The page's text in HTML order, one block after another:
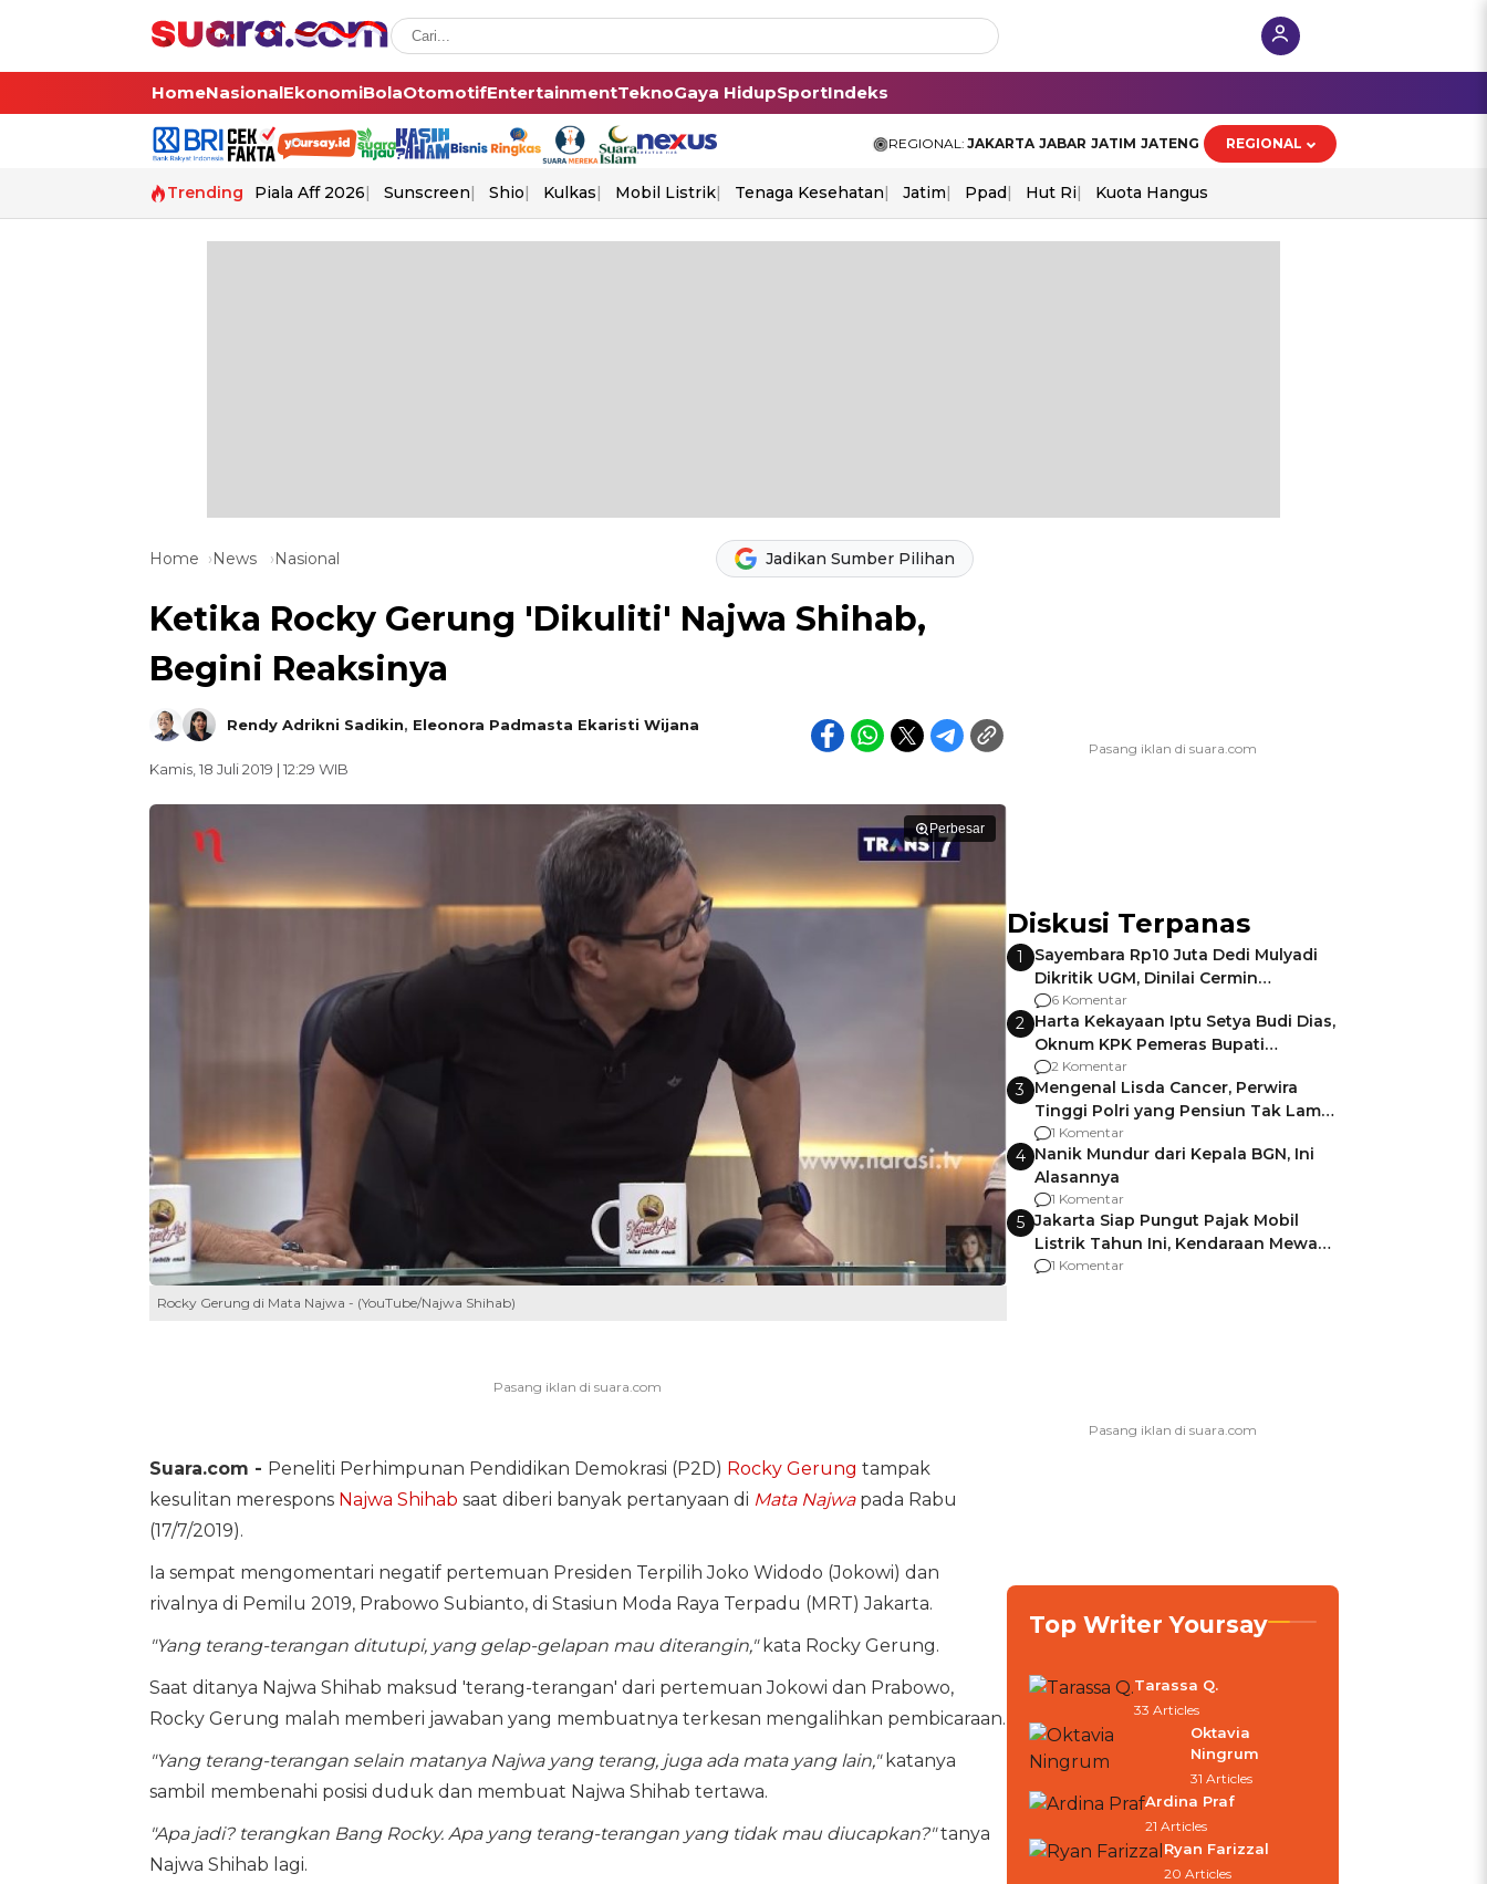
HomeNasionalEkonomiBolaOtomotifEntertainmentTeknoGaya HidupSportIndeks
REGIONAL: JAKARTA JABAR JATIM JATENG REGIONAL
Trending Piala Aff 2026 Sunscreen Shio Kulkas Mobil Listrik Tenaga Kesehatan Jatim Ppad Hut Ri Kuota Hangus
Home News Nasional Jadikan Sumber Pilihan
Ketika Rocky Gerung 'Dikuliti' Najwa Shihab,
Begini Reaksinya
Rendy Adrikni Sadikin, Eleonora Padmasta Ekaristi Wijana
Kamis, 18 Juli 2019 | 12:29 WIB
Perbesar
Rocky Gerung di Mata Najwa - (YouTube/Najwa Shihab)
Suara.com - Peneliti Perhimpunan Pendidikan Demokrasi (P2D) Rocky Gerung tampak
kesulitan merespons Najwa Shihab saat diberi banyak pertanyaan di Mata Najwapada Rabu
(17/7/2019).
Ia sempat mengomentari negatif pertemuan Presiden Terpilih Joko Widodo (Jokowi) dan
rivalnya di Pemilu 2019, Prabowo Subianto, di Stasiun Moda Raya Terpadu (MRT) Jakarta.
"Yang terang-terangan ditutupi, yang gelap-gelapan mau diterangin,"kata Rocky Gerung.
Saat ditanya Najwa Shihab maksud 'terang-terangan' dari pertemuan Jokowi dan Prabowo,
Rocky Gerung malah memberi jawaban yang membuatnya terkesan mengalihkan pembicaraan.
"Yang terang-terangan selain matanya Najwa yang terang, juga ada mata yang lain,"katanya
sambil membenahi posisi duduk dan membuat Najwa Shihab tertawa.
"Apa jadi? terangkan Bang Rocky. Apa yang terang-terangan yang tidak mau diucapkan?"tanya
Najwa Shihab lagi.
Diskusi Terpanas
1
Sayembara Rp10 Juta Dedi Mulyadi
Dikritik UGM, Dinilai Cermin
Gagalnya Negara Jamin Keamanan
6 Komentar
2 Harta Kekayaan Iptu Setya Budi Dias,
Oknum KPK Pemeras Bupati
Pemalang
2 Komentar
3 Mengenal Lisda Cancer, Perwira
Tinggi Polri yang Pensiun Tak Lama
Usai Jadi Brigjen
1 Komentar
4 Nanik Mundur dari Kepala BGN, Ini
Alasannya
1 Komentar
5 Jakarta Siap Pungut Pajak Mobil
Listrik Tahun Ini, Kendaraan Mewah
Kena hingga 75% PKB
1 Komentar
Top Writer Yoursay
Tarassa Q.
33 Articles
Oktavia
Ningrum
31 Articles
Ardina Praf
21 Articles
Ryan Farizzal
20 Articles